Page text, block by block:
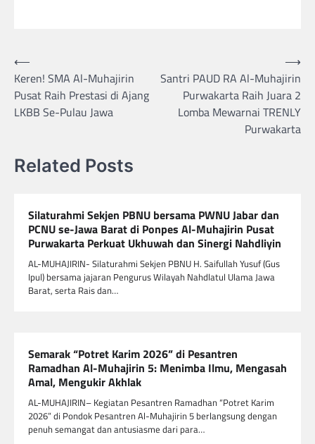
Navigasi
pos
⟵
Keren! SMA Al-Muhajirin
Pusat Raih Prestasi di Ajang
LKBB Se-Pulau Jawa
Santri PAUD RA Al-Muhajirin
Purwakarta Raih Juara 2
Lomba Mewarnai TRENLY
Purwakarta
⟶
Related Posts
Silaturahmi Sekjen PBNU bersama PWNU Jabar dan
PCNU se-Jawa Barat di Ponpes Al-Muhajirin Pusat
Purwakarta Perkuat Ukhuwah dan Sinergi Nahdliyin
AL-MUHAJIRIN- Silaturahmi Sekjen PBNU H. Saifullah Yusuf (Gus
Ipul) bersama jajaran Pengurus Wilayah Nahdlatul Ulama Jawa
Barat, serta Rais dan…
Semarak “Potret Karim 2026” di Pesantren
Ramadhan Al-Muhajirin 5: Menimba Ilmu, Mengasah
Amal, Mengukir Akhlak
AL-MUHAJIRIN– Kegiatan Pesantren Ramadhan “Potret Karim
2026” di Pondok Pesantren Al-Muhajirin 5 berlangsung dengan
penuh semangat dan antusiasme dari para…